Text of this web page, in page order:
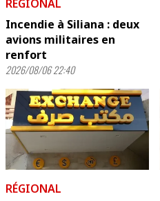
RÉGIONAL
Incendie à Siliana : deux
avions militaires en
renfort
2026/08/06 22:40
RÉGIONAL